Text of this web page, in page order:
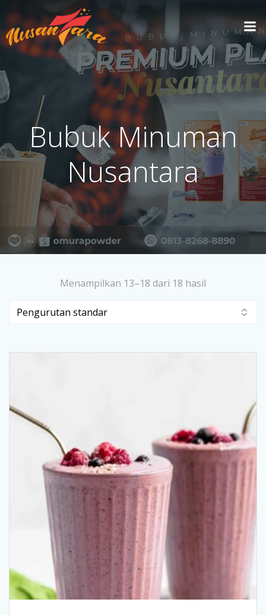
to
content
Bubuk Minuman
Nusantara
Menampilkan 13–18 dari 18 hasil